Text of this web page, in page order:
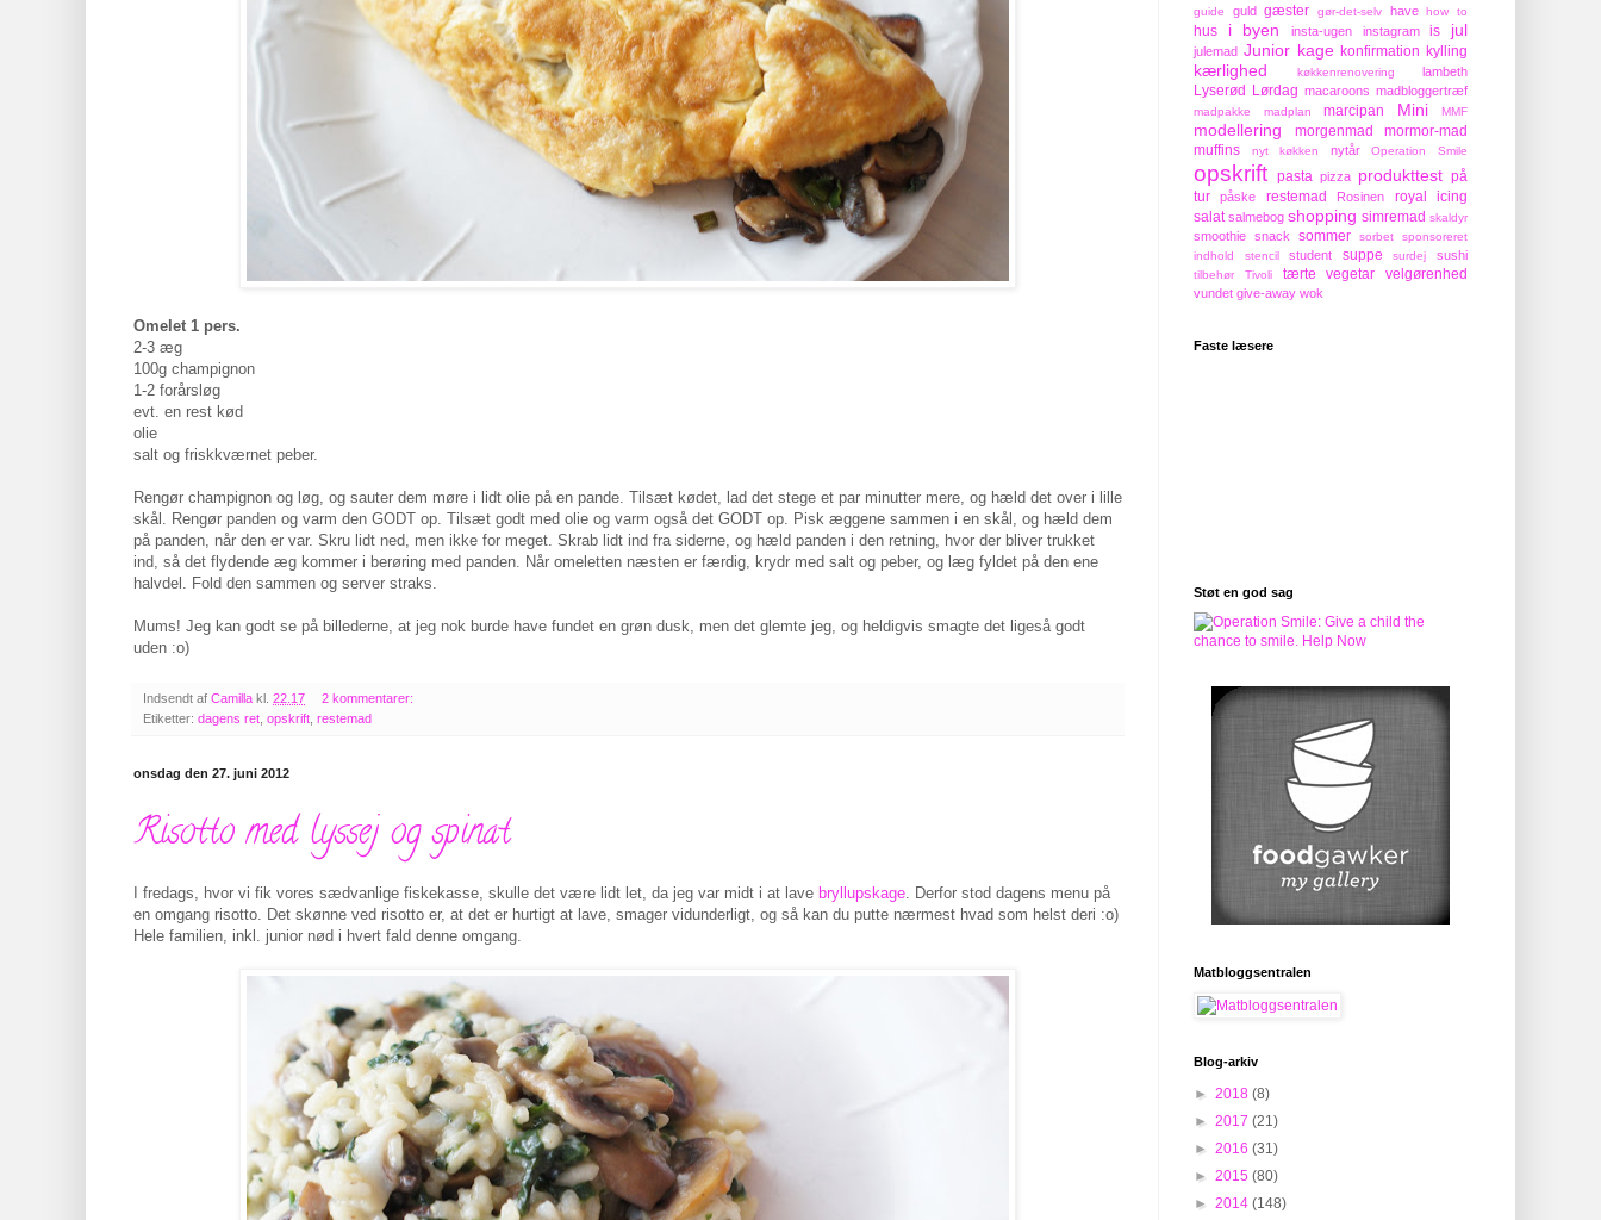
Omelet 1 pers.
2-3 æg
100g champignon
1-2 forårsløg
evt. en rest kød
olie
salt og friskkværnet peber.
Rengør champignon og løg, og sauter dem møre i lidt olie på en pande. Tilsæt kødet, lad det stege et par minutter mere, og hæld det over i lille
skål. Rengør panden og varm den GODT op. Tilsæt godt med olie og varm også det GODT op. Pisk æggene sammen i en skål, og hæld dem
på panden, når den er var. Skru lidt ned, men ikke for meget. Skrab lidt ind fra siderne, og hæld panden i den retning, hvor der bliver trukket
ind, så det flydende æg kommer i berøring med panden. Når omeletten næsten er færdig, krydr med salt og peber, og læg fyldet på den ene
halvdel. Fold den sammen og server straks.
Mums! Jeg kan godt se på billederne, at jeg nok burde have fundet en grøn dusk, men det glemte jeg, og heldigvis smagte det ligeså godt
uden :o)
Indsendt af Camilla kl. 22.17
2 kommentarer:
Etiketter: dagens ret opskrift restemad
onsdag den 27. juni 2012
Risotto med lyssej og spinat
I fredags, hvor vi fik vores sædvanlige fiskekasse, skulle det være lidt let, da jeg var midt i at lave bryllupskage . Derfor stod dagens menu på
en omgang risotto. Det skønne ved risotto er, at det er hurtigt at lave, smager vidunderligt, og så kan du putte nærmest hvad som helst deri :o)
Hele familien, inkl. junior nød i hvert fald denne omgang.
guide
guld gæster gør-det-selv have how to
hus i byen insta-ugen instagram is jul
julemad Junior kage konfirmation kylling
kærlighed køkkenrenovering lambeth
Lyserød Lørdag macaroons madbloggertræf
madpakke madplan marcipan Mini MMF
modellering morgenmad
mormor-mad
muffins
nyt køkken nytår Operation Smile
opskrift pasta pizza produkttest på
tur
påske restemad Rosinen
royal icing
salat salmebog shopping simremad skaldyr
smoothie snack sommer sorbet
sponsoreret
indhold
stencil student suppe surdej sushi
tilbehør Tivoli tærte vegetar velgørenhed
vundet give-away wok
Faste læsere
Støt en god sag
Matbloggsentralen
Blog-arkiv
► 2018 (8)
► 2017 (21)
► 2016 (31)
► 2015 (80)
► 2014 (148)